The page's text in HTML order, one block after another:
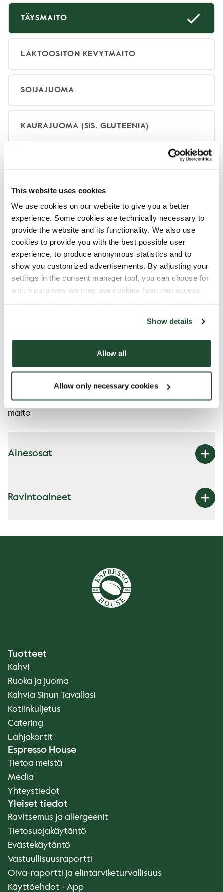
This website uses cookies
We use cookies on our website to give you a better
experience. Some cookies are technically necessary to
provide the website and its functionality. We also use
cookies to provide you with the best possible user
experience, to produce anonymous statistics and to
show you customized advertisements. By adjusting your
settings in the consent manager tool, you can choose for
which purposes we may use cookies (you can access
Show details
Allow all
Allow only necessary cookies
TÄYSMAITO
LAKTOOSITON KEVYTMAITO
SOIJAJUOMA
KAURAJUOMA (SIS. GLUTEENIA)
Mitä se sisältää
Kaikki tuotteemme voivat sisältää pieniä
jäämiä allergeeneista.
Kaikkia tuotteitamme käsitellään huolellisesti.
Siitä huolimatta on olemassa riski, että eri
kanssa ja näin altistua allergeeneille..
Allergeenit
maito
Ainesosat
Ravintoaineet
Tuotteet
Kahvi
Ruoka ja juoma
Kahvia Sinun Tavallasi
Kotiinkuljetus
Catering
Lahjakortit
Espresso House
Tietoa meistä
Media
Yhteystiedot
Yleiset tiedot
Ravitsemus ja allergeenit
Tietosuojakäytäntö
Evästekäytäntö
Vastuullisuusraportti
Oiva-raportti ja elintarviketurvallisuus
Käyttöehdot - App